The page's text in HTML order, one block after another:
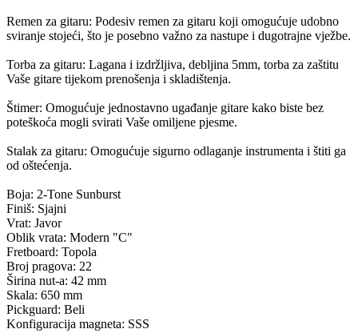
Remen za gitaru: Podesiv remen za gitaru koji omogućuje udobno
sviranje stojeći, što je posebno važno za nastupe i dugotrajne vježbe.
Torba za gitaru: Lagana i izdržljiva, debljina 5mm, torba za zaštitu
Vaše gitare tijekom prenošenja i skladištenja.
Štimer: Omogućuje jednostavno ugađanje gitare kako biste bez
poteškoća mogli svirati Vaše omiljene pjesme.
Stalak za gitaru: Omogućuje sigurno odlaganje instrumenta i štiti ga
od oštećenja.
Boja: 2-Tone Sunburst
Finiš: Sjajni
Vrat: Javor
Oblik vrata: Modern "C"
Fretboard: Topola
Broj pragova: 22
Širina nut-a: 42 mm
Skala: 650 mm
Pickguard: Beli
Konfiguracija magneta: SSS